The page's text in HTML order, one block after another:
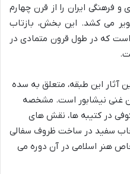
فرهنگی ایران را از قرن چهارم
می کشد. این بخش، بازتاب
که در طول قرون متمادی در
آثار این طبقه، متعلق به سده
غنی نیشابور است. مشخصه
کوفی در کتیبه ها، نقش های
سفید در ساخت ظروف سفالی
هنر اسلامی در آن دوره می